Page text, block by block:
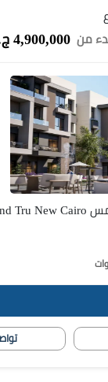
من 4,900,000 ج.م